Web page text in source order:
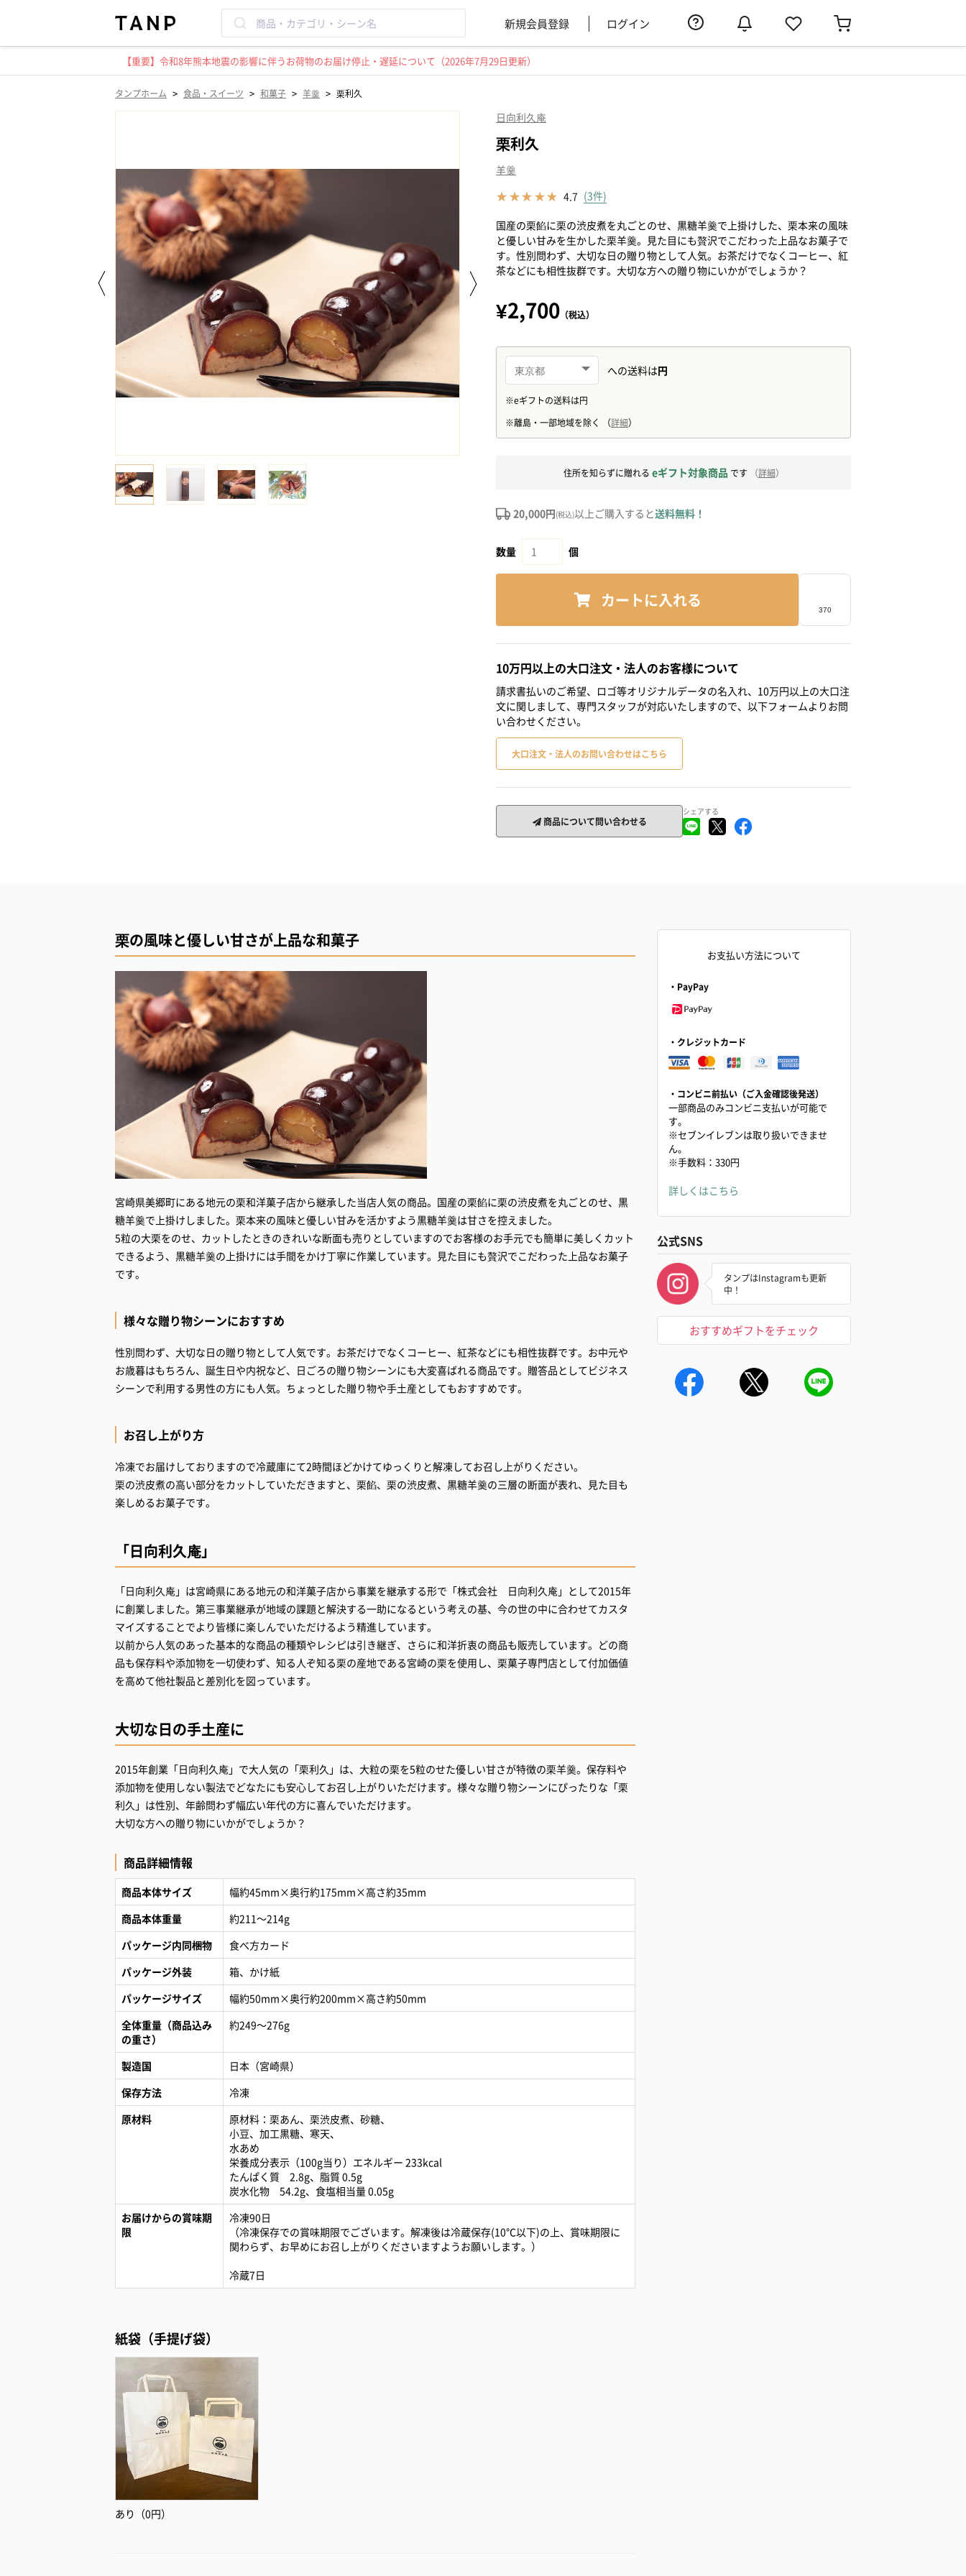
新規会員登録 ログイン
【重要】令和8年熊本地震の影響に伴うお荷物のお届け停止・遅延について（2026年7月29日更新）
タンプホーム > 食品・スイーツ > 和菓子 > 羊羹 > 栗利久
日向利久庵
栗利久
羊羹
4.7 (3件)
国産の栗餡に栗の渋皮煮を丸ごとのせ、黒糖羊羹で上掛けした、栗本来の風味
と優しい甘みを生かした栗羊羹。見た目にも贅沢でこだわった上品なお菓子で
す。性別問わず、大切な日の贈り物として人気。お茶だけでなくコーヒー、紅
茶などにも相性抜群です。大切な方への贈り物にいかがでしょうか？
¥2,700 （税込）
住所を知らずに贈れる eギフト対象商品 です （詳細）
20,000円(税込)以上ご購入すると送料無料！
数量 個
カートに入れる
10万円以上の大口注文・法人のお客様について
請求書払いのご希望、ロゴ等オリジナルデータの名入れ、10万円以上の大口注
文に関しまして、専門スタッフが対応いたしますので、以下フォームよりお問
い合わせください。
大口注文・法人のお問い合わせはこちら
商品について問い合わせる
シェアする
栗の風味と優しい甘さが上品な和菓子
宮崎県美郷町にある地元の栗和洋菓子店から継承した当店人気の商品。国産の栗餡に栗の渋皮煮を丸ごとのせ、黒
糖羊羹で上掛けしました。栗本来の風味と優しい甘みを活かすよう黒糖羊羹は甘さを控えました。
5粒の大栗をのせ、カットしたときのきれいな断面も売りとしていますのでお客様のお手元でも簡単に美しくカット
できるよう、黒糖羊羹の上掛けには手間をかけ丁寧に作業しています。見た目にも贅沢でこだわった上品なお菓子
です。
様々な贈り物シーンにおすすめ
性別問わず、大切な日の贈り物として人気です。お茶だけでなくコーヒー、紅茶などにも相性抜群です。お中元や
お歳暮はもちろん、誕生日や内祝など、日ごろの贈り物シーンにも大変喜ばれる商品です。贈答品としてビジネス
シーンで利用する男性の方にも人気。ちょっとした贈り物や手土産としてもおすすめです。
お召し上がり方
冷凍でお届けしておりますので冷蔵庫にて2時間ほどかけてゆっくりと解凍してお召し上がりください。
栗の渋皮煮の高い部分をカットしていただきますと、栗餡、栗の渋皮煮、黒糖羊羹の三層の断面が表れ、見た目も
楽しめるお菓子です。
「日向利久庵」
「日向利久庵」は宮崎県にある地元の和洋菓子店から事業を継承する形で「株式会社 日向利久庵」として2015年
に創業しました。第三事業継承が地域の課題と解決する一助になるという考えの基、今の世の中に合わせてカスタ
マイズすることでより皆様に楽しんでいただけるよう精進しています。
以前から人気のあった基本的な商品の種類やレシピは引き継ぎ、さらに和洋折衷の商品も販売しています。どの商
品も保存料や添加物を一切使わず、知る人ぞ知る栗の産地である宮崎の栗を使用し、栗菓子専門店として付加価値
を高めて他社製品と差別化を図っています。
大切な日の手土産に
2015年創業「日向利久庵」で大人気の「栗利久」は、大粒の栗を5粒のせた優しい甘さが特徴の栗羊羹。保存料や
添加物を使用しない製法でどなたにも安心してお召し上がりいただけます。様々な贈り物シーンにぴったりな「栗
利久」は性別、年齢問わず幅広い年代の方に喜んでいただけます。
大切な方への贈り物にいかがでしょうか？
商品詳細情報
商品本体サイズ
幅約45mm×奥行約175mm×高さ約35mm
商品本体重量
約211～214g
パッケージ内同梱物
食べ方カード
パッケージ外装
箱、かけ紙
パッケージサイズ
幅約50mm×奥行約200mm×高さ約50mm
全体重量（商品込み
の重さ）
約249～276g
製造国
日本（宮崎県）
保存方法
冷凍
原材料
原材料：栗あん、栗渋皮煮、砂糖、
小豆、加工黒糖、寒天、
水あめ
栄養成分表示（100g当り）エネルギー 233kcal
たんぱく質 2.8g、脂質 0.5g
炭水化物 54.2g、食塩相当量 0.05g
お届けからの賞味期
限
冷凍90日
（冷凍保存での賞味期限でございます。解凍後は冷蔵保存(10℃以下)の上、賞味期限に
関わらず、お早めにお召し上がりくださいますようお願いします。）
冷蔵7日
紙袋（手提げ袋）
あり（0円）
お支払い方法について
・PayPay
・クレジットカード
・コンビニ前払い（ご入金確認後発送）
一部商品のみコンビニ支払いが可能で
す。
※セブンイレブンは取り扱いできませ
ん。
※手数料：330円
詳しくはこちら
公式SNS
タンプはInstagramも更新
中！
おすすめギフトをチェック